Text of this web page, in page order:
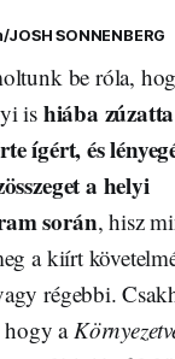
SONNENBERG
be róla,
is hiába
ígért, és
a helyi
során, hisz
a kiírt
régebbi.
hogy a